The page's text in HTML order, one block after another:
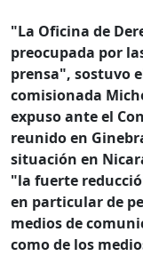
"La Oficina de
preocupada por
prensa", sostuvo
comisionada
expuso ante el
reunido en
situación en
"la fuerte
en particular de
medios de
como de los